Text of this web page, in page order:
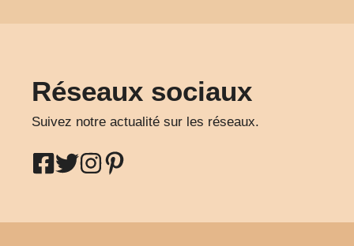
Réseaux sociaux
Suivez notre actualité sur les réseaux.